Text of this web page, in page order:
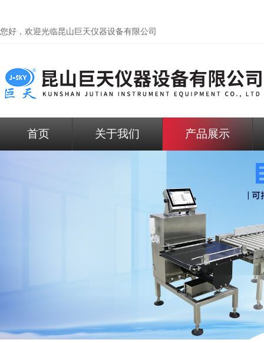
您好，欢迎光临昆山巨天仪器设备有限公司
首页 关于我们 产品展示